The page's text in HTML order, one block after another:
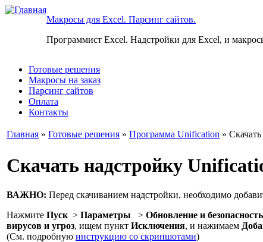
Макросы для Excel. Парсинг сайтов.
Программист Excel. Надстройки для Excel, и
Готовые решения
Макросы на заказ
Парсинг сайтов
Оплата
Контакты
Главная » Готовые решения » Программа Unification »
Скачать надстройку
ВАЖНО: Перед скачиванием надстройки, необходимо
Нажмите Пуск > Параметры > Обновление и безопасность
вирусов и угроз, ищем пункт Исключения, и нажимаем
(См. подробную инструкцию со скриншотами)